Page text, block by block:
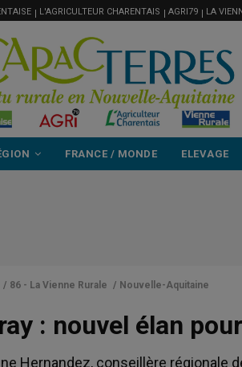
L'AGRICULTEUR CHARENTAIS AGRI79 LA
FRANCE / MONDE ELEVAGE
/ 86 - La Vienne Rurale / Nouvelle-Aquitaine
: nouvel élan
Hernandez, conseillère régionale